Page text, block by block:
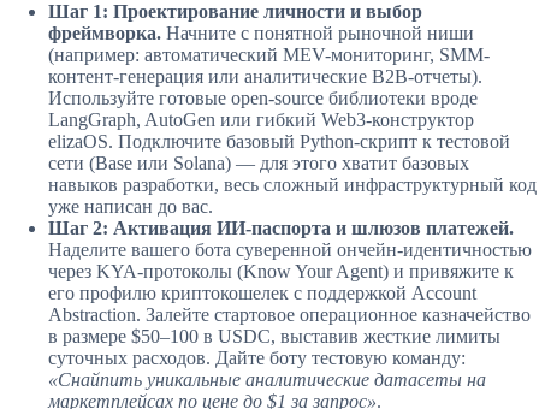
Шаг 1: Проектирование личности и выбор
фреймворка. Начните с понятной рыночной ниши
(например: автоматический MEV-мониторинг, SMM-
контент-генерация или аналитические B2B-отчеты).
Используйте готовые open-source библиотеки вроде
LangGraph, AutoGen или гибкий Web3-конструктор
elizaOS. Подключите базовый Python-скрипт к тестовой
сети (Base или Solana) — для этого хватит базовых
навыков разработки, весь сложный инфраструктурный код
уже написан до вас.
Шаг 2: Активация ИИ-паспорта и шлюзов платежей.
Наделите вашего бота суверенной ончейн-идентичностью
через KYA-протоколы (Know Your Agent) и привяжите к
его профилю криптокошелек с поддержкой Account
Abstraction. Залейте стартовое операционное казначейство
в размере $50–100 в USDC, выставив жесткие лимиты
суточных расходов. Дайте боту тестовую команду:
«Снайпить уникальные аналитические датасеты на
маркетплейсах по цене до $1 за запрос».